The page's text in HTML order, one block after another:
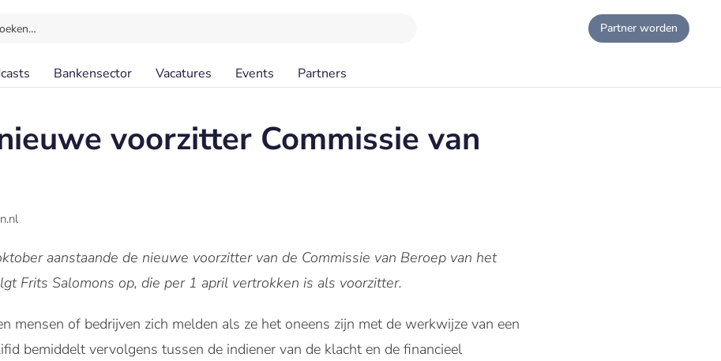
Partner worden
Bankensector Vacatures Events Partners
voorzitter Commissie van
aanstaande de nieuwe voorzitter van de Commissie van Beroep van het
Frits Salomons op, die per 1 april vertrokken is als voorzitter.
mensen of bedrijven zich melden als ze het oneens zijn met de werkwijze van een
bemiddelt vervolgens tussen de indiener van de klacht en de financieel